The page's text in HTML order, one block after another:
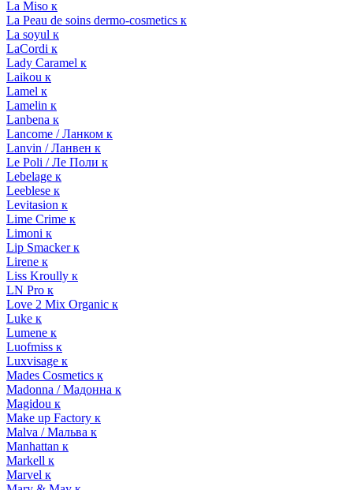
La Miso к
La Peau de soins dermo-cosmetics к
La soyul к
LaCordi к
Lady Caramel к
Laikou к
Lamel к
Lamelin к
Lanbena к
Lancome / Ланком к
Lanvin / Ланвен к
Le Poli / Ле Поли к
Lebelage к
Leeblese к
Levitasion к
Lime Crime к
Limoni к
Lip Smacker к
Lirene к
Liss Kroully к
LN Pro к
Love 2 Mix Organic к
Luke к
Lumene к
Luofmiss к
Luxvisage к
Mades Cosmetics к
Madonna / Мадонна к
Magidou к
Make up Factory к
Malva / Мальва к
Manhattan к
Markell к
Marvel к